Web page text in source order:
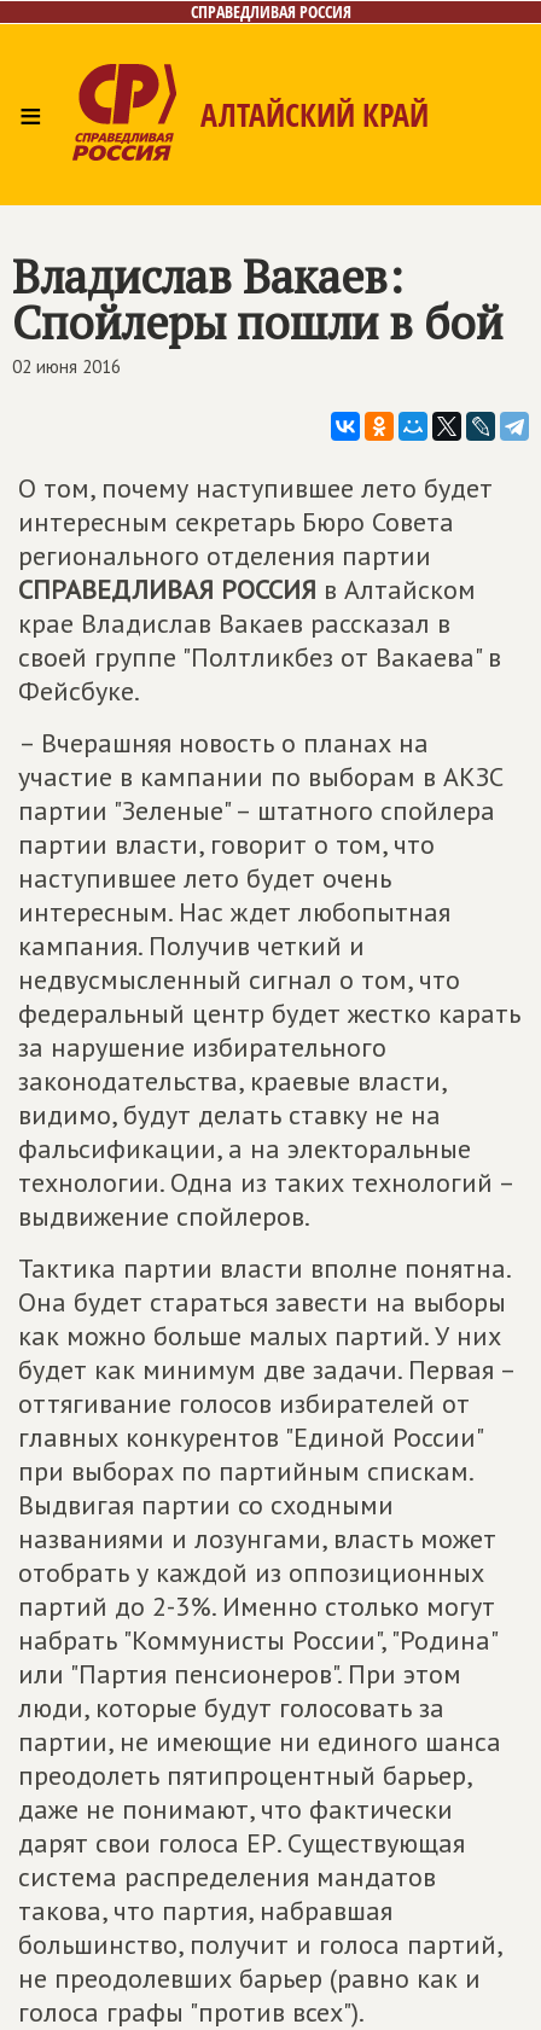
СПРАВЕДЛИВАЯ РОССИЯ
≡ АЛТАЙСКИЙ КРАЙ
Контакты
Владислав Вакаев:
Спойлеры пошли в бой
02 июня 2016
О том, почему наступившее лето будет
интересным секретарь Бюро Совета
регионального отделения партии
СПРАВЕДЛИВАЯ РОССИЯ в Алтайском
крае Владислав Вакаев рассказал в
своей группе "Полтликбез от Вакаева" в
Фейсбуке.
– Вчерашняя новость о планах на
участие в кампании по выборам в АКЗС
партии "Зеленые" – штатного спойлера
партии власти, говорит о том, что
наступившее лето будет очень
интересным. Нас ждет любопытная
кампания. Получив четкий и
недвусмысленный сигнал о том, что
федеральный центр будет жестко карать
за нарушение избирательного
законодательства, краевые власти,
видимо, будут делать ставку не на
фальсификации, а на электоральные
технологии. Одна из таких технологий –
выдвижение спойлеров.
Тактика партии власти вполне понятна.
Она будет стараться завести на выборы
как можно больше малых партий. У них
будет как минимум две задачи. Первая –
оттягивание голосов избирателей от
главных конкурентов "Единой России"
при выборах по партийным спискам.
Выдвигая партии со сходными
названиями и лозунгами, власть может
отобрать у каждой из оппозиционных
партий до 2-3%. Именно столько могут
набрать "Коммунисты России", "Родина"
или "Партия пенсионеров". При этом
люди, которые будут голосовать за
партии, не имеющие ни единого шанса
преодолеть пятипроцентный барьер,
даже не понимают, что фактически
дарят свои голоса ЕР. Существующая
система распределения мандатов
такова, что партия, набравшая
большинство, получит и голоса партий,
не преодолевших барьер (равно как и
голоса графы "против всех").